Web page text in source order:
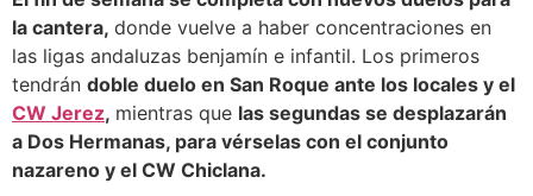
la cantera, donde vuelve a haber concentraciones en
las ligas andaluzas benjamín e infantil. Los primeros
tendrán doble duelo en San Roque ante los locales y el
CW Jerez, mientras que las segundas se desplazarán
a Dos Hermanas, para vérselas con el conjunto
nazareno y el CW Chiclana.